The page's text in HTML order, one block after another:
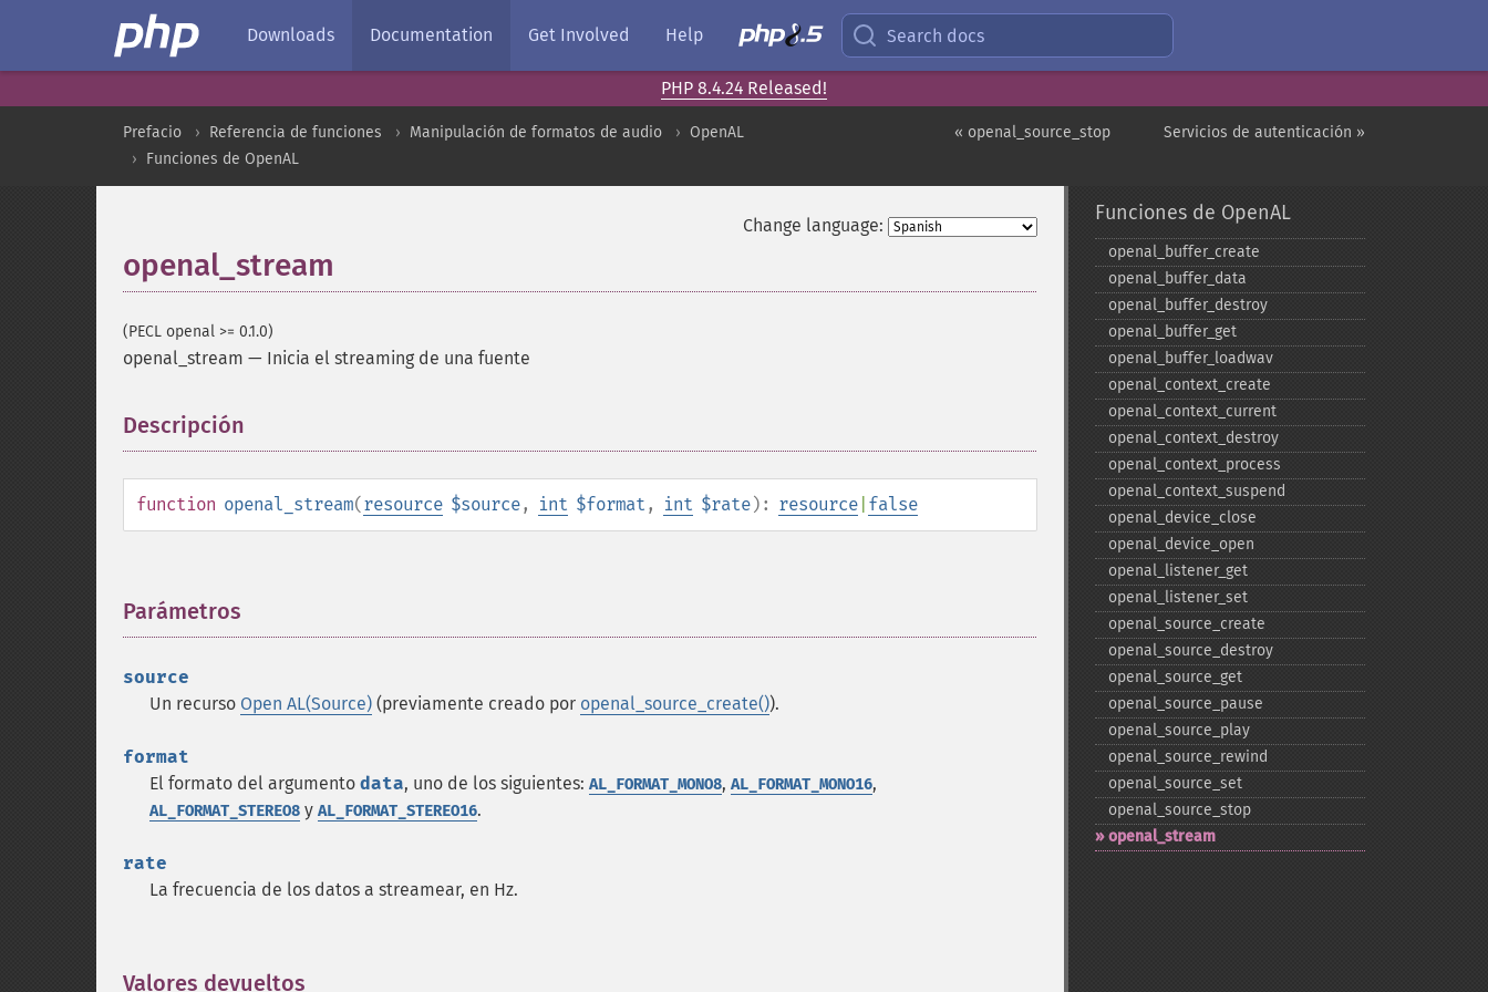
Downloads Documentation Get Involved Help Search docs
PHP 8.4.24 Released!
Servicios de autenticación »
« openal_source_stop
Prefacio Referencia de funciones Manipulación de formatos de audio
OpenAL
Funciones de OpenAL
Change language:
openal_stream
(PECL openal >= 0.1.0)
openal_stream — Inicia el streaming de una fuente
Descripción
function openal_stream(resource $source, int $format , int $rate): resource false
Parámetros
source
Un recurso Open AL(Source) (previamente creado por openal_source_create()).
format
El formato del argumento data, uno de los siguientes: AL_FORMAT_MONO8, AL_FORMAT_MONO16,
AL_FORMAT_STEREO8 y AL_FORMAT_STEREO16.
rate
La frecuencia de los datos a streamear, en Hz.
Valores devueltos
Funciones de OpenAL
openal_​buffer_​create
openal_​buffer_​data
openal_​buffer_​destroy
openal_​buffer_​get
openal_​buffer_​loadwav
openal_​context_​create
openal_​context_​current
openal_​context_​destroy
openal_​context_​process
openal_​context_​suspend
openal_​device_​close
openal_​device_​open
openal_​listener_​get
openal_​listener_​set
openal_​source_​create
openal_​source_​destroy
openal_​source_​get
openal_​source_​pause
openal_​source_​play
openal_​source_​rewind
openal_​source_​set
openal_​source_​stop
openal_​stream